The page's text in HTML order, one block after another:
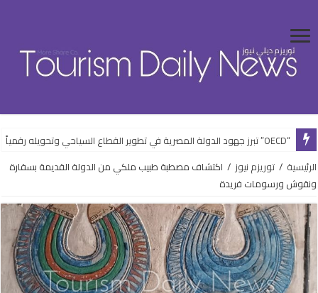
“OECD” تبرز جهود الدولة المصرية في تطوير القطاع السياحي وتحويله رقمياً
الرئيسية / توريزم نيوز / اكتشاف مصطبة طبيب ملكي من الدولة القديمة بسقارة
ونقوش ورسومات فريدة